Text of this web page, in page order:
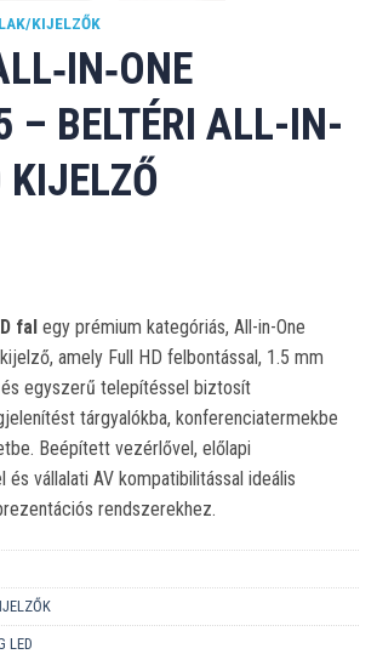
KIJELZŐK
– BELTÉRI ALL-IN-
KIJELZŐ
fal egy prémium kategóriás, All-in-One
amely Full HD felbontással, 1.5 mm
egyszerű telepítéssel biztosít
tárgyalókba, konferenciatermekbe
Beépített vezérlővel, előlapi
vállalati AV kompatibilitással ideális
rendszerekhez.
LED